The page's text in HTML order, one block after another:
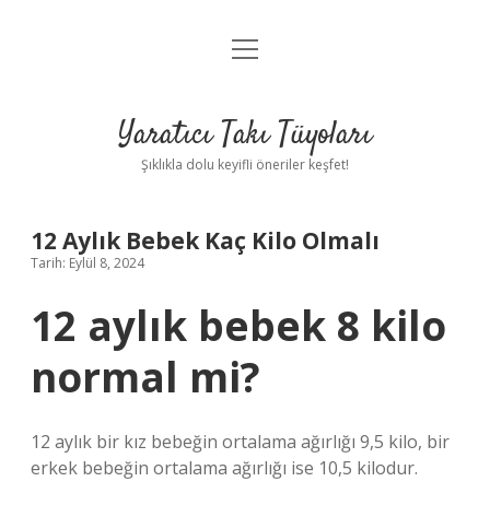
Anasayfa
Yasal Uyarı
menüyü
Yaratıcı Takı Tüyoları
Şıklıkla dolu keyifli öneriler keşfet!
12 Aylık Bebek Kaç Kilo Olmalı
Tarih: Eylül 8, 2024
12 aylık bebek 8 kilo
normal mi?
12 aylık bir kız bebeğin ortalama ağırlığı 9,5 kilo, bir
erkek bebeğin ortalama ağırlığı ise 10,5 kilodur.